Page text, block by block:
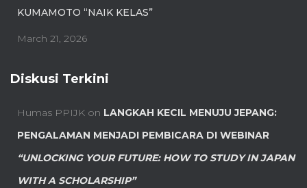
KUMAMOTO “NAIK KELAS”
March 21, 2026
Diskusi Terkini
Humas PPIJK on LANGKAH KECIL MENUJU JEPANG:
PENGALAMAN MENJADI PEMBICARA DI WEBINAR
“UNLOCKING YOUR FUTURE: HOW TO STUDY IN JAPAN
WITH A SCHOLARSHIP”